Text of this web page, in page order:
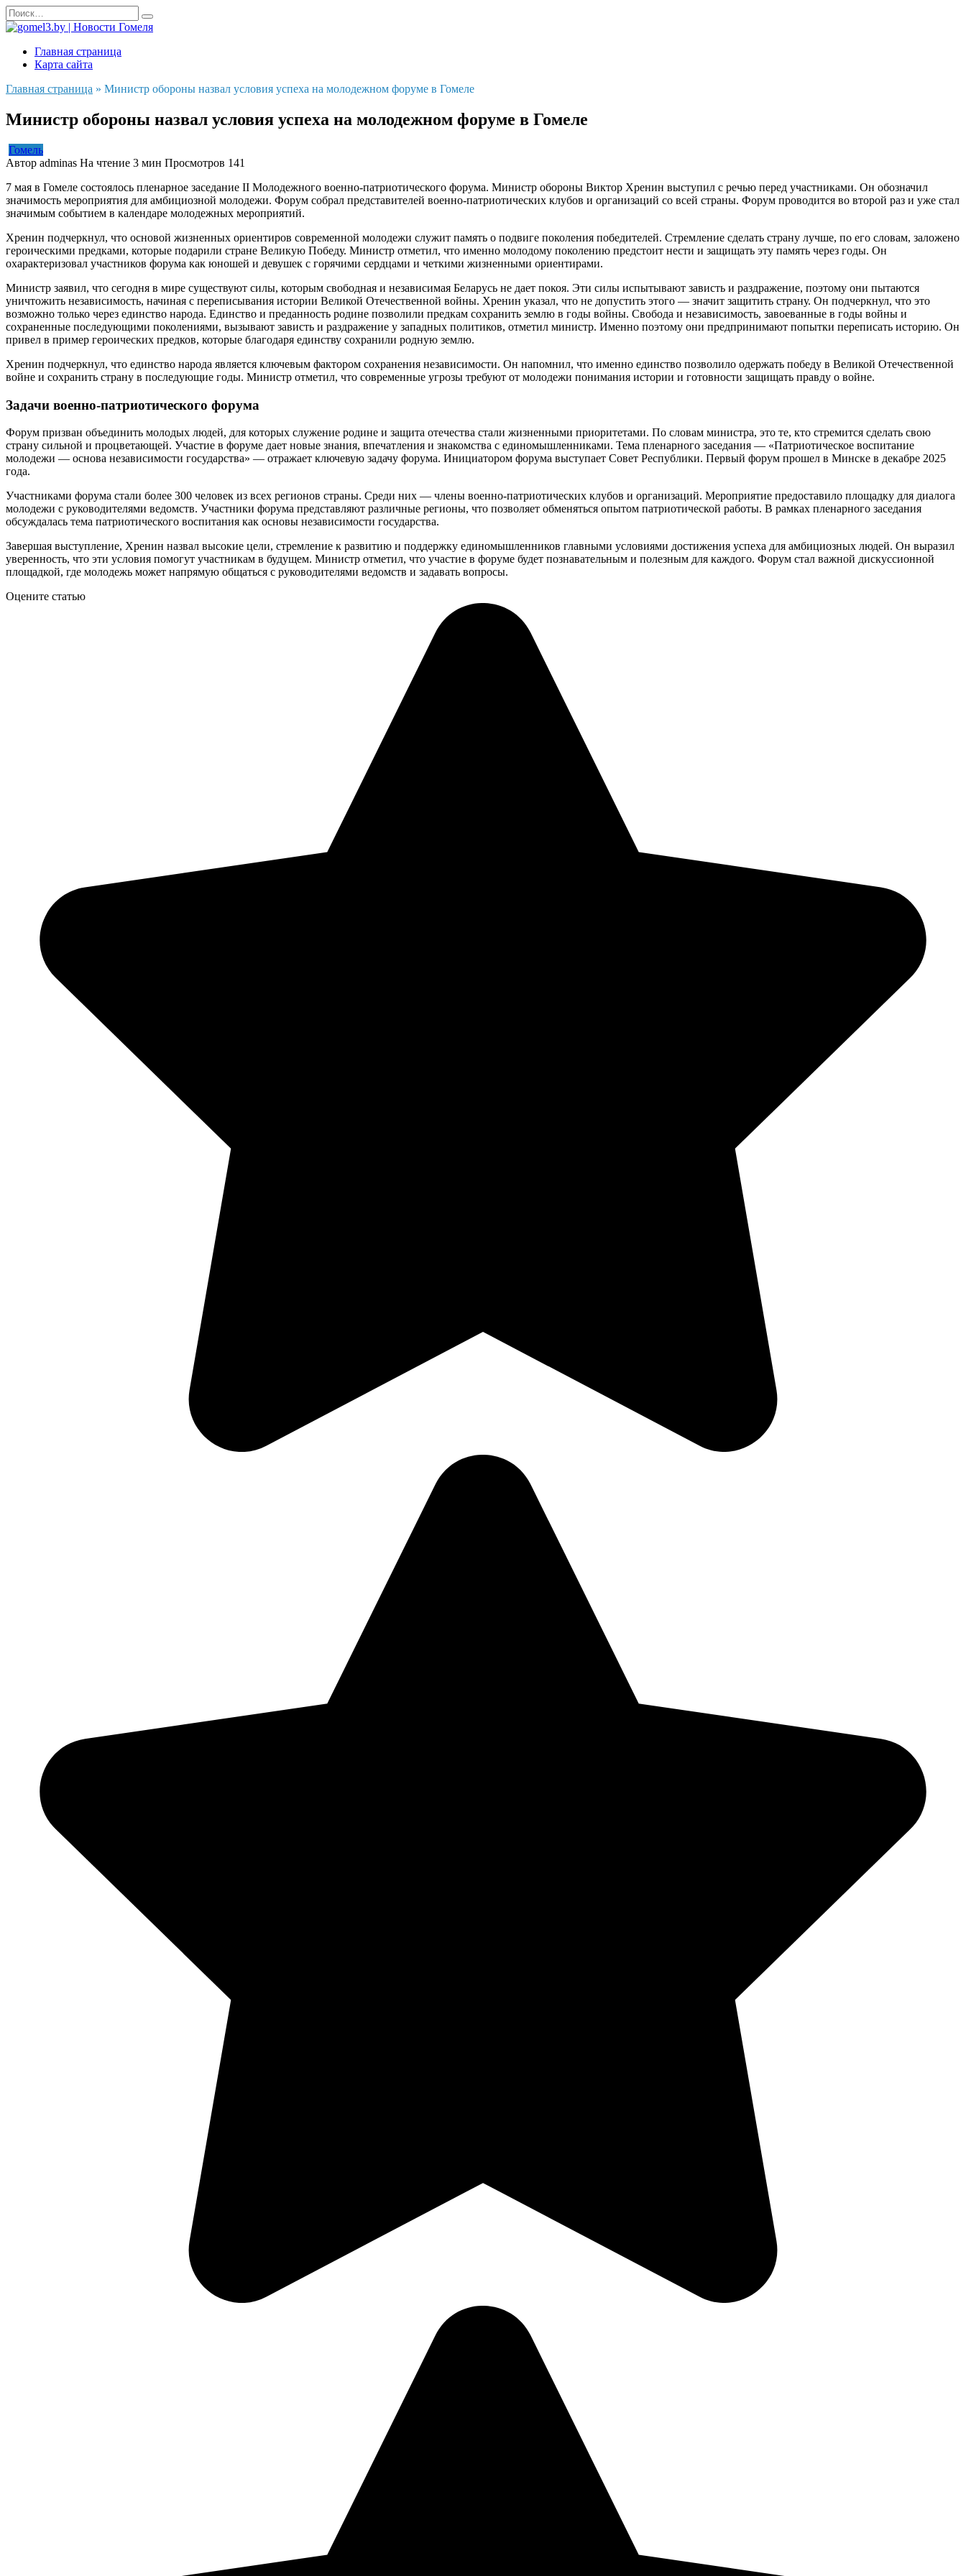
Перейти
к
содержанию
Search
for:
Главная страница
Карта сайта
Главная страница » Министр обороны назвал условия успеха на молодежном форуме в Гомеле
Министр обороны назвал условия успеха на молодежном форуме в Гомеле
Гомель
Автор adminas На чтение 3 мин Просмотров 141
7 мая в Гомеле состоялось пленарное заседание II Молодежного военно-патриотического форума. Министр обороны Виктор Хренин выступил с речью перед участниками. Он обозначил
значимость мероприятия для амбициозной молодежи. Форум собрал представителей военно-патриотических клубов и организаций со всей страны. Форум проводится во второй раз и уже стал
значимым событием в календаре молодежных мероприятий.
Хренин подчеркнул, что основой жизненных ориентиров современной молодежи служит память о подвиге поколения победителей. Стремление сделать страну лучше, по его словам, заложено
героическими предками, которые подарили стране Великую Победу. Министр отметил, что именно молодому поколению предстоит нести и защищать эту память через годы. Он
охарактеризовал участников форума как юношей и девушек с горячими сердцами и четкими жизненными ориентирами.
Министр заявил, что сегодня в мире существуют силы, которым свободная и независимая Беларусь не дает покоя. Эти силы испытывают зависть и раздражение, поэтому они пытаются
уничтожить независимость, начиная с переписывания истории Великой Отечественной войны. Хренин указал, что не допустить этого — значит защитить страну. Он подчеркнул, что это
возможно только через единство народа. Единство и преданность родине позволили предкам сохранить землю в годы войны. Свобода и независимость, завоеванные в годы войны и
сохраненные последующими поколениями, вызывают зависть и раздражение у западных политиков, отметил министр. Именно поэтому они предпринимают попытки переписать историю. Он
привел в пример героических предков, которые благодаря единству сохранили родную землю.
Хренин подчеркнул, что единство народа является ключевым фактором сохранения независимости. Он напомнил, что именно единство позволило одержать победу в Великой Отечественной
войне и сохранить страну в последующие годы. Министр отметил, что современные угрозы требуют от молодежи понимания истории и готовности защищать правду о войне.
Задачи военно-патриотического форума
Форум призван объединить молодых людей, для которых служение родине и защита отечества стали жизненными приоритетами. По словам министра, это те, кто стремится сделать свою
страну сильной и процветающей. Участие в форуме дает новые знания, впечатления и знакомства с единомышленниками. Тема пленарного заседания — «Патриотическое воспитание
молодежи — основа независимости государства» — отражает ключевую задачу форума. Инициатором форума выступает Совет Республики. Первый форум прошел в Минске в декабре 2025
года.
Участниками форума стали более 300 человек из всех регионов страны. Среди них — члены военно-патриотических клубов и организаций. Мероприятие предоставило площадку для диалога
молодежи с руководителями ведомств. Участники форума представляют различные регионы, что позволяет обменяться опытом патриотической работы. В рамках пленарного заседания
обсуждалась тема патриотического воспитания как основы независимости государства.
Завершая выступление, Хренин назвал высокие цели, стремление к развитию и поддержку единомышленников главными условиями достижения успеха для амбициозных людей. Он выразил
уверенность, что эти условия помогут участникам в будущем. Министр отметил, что участие в форуме будет познавательным и полезным для каждого. Форум стал важной дискуссионной
площадкой, где молодежь может напрямую общаться с руководителями ведомств и задавать вопросы.
Оцените статью